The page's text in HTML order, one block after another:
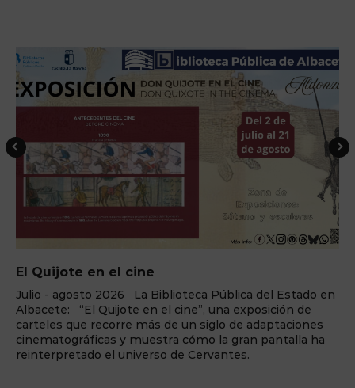
El Quijote en el cine
Julio - agosto 2026 La Biblioteca Pública del Estado en
Albacete: “El Quijote en el cine”, una exposición de
carteles que recorre más de un siglo de adaptaciones
cinematográficas y muestra cómo la gran pantalla ha
reinterpretado el universo de Cervantes.